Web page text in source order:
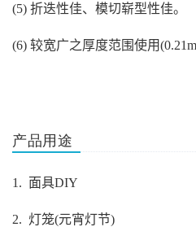
(5) 折迭性佳、模切崭型性佳。
(6) 较宽广之厚度范围使用
产品用途
1. 面具DIY
2. 灯笼(元宵灯节)